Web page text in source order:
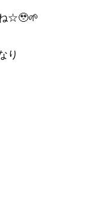
☆🥹🌱
り